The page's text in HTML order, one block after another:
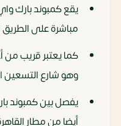
يقع كمبوند بارك
مباشرة على
كما يعتبر قريب
وهو شارع التسعين
يفصل بين كمبوند
أيضا من مطار